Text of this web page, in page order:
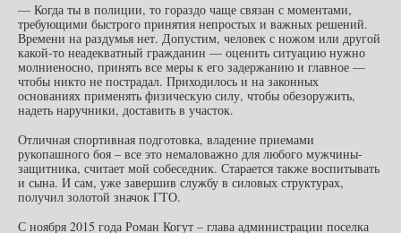
— Когда ты в полиции, то гораздо чаще связан с моментами,
требующими быстрого принятия непростых и важных решений.
Времени на раздумья нет. Допустим, человек с ножом или другой
какой-то неадекватный гражданин — оценить ситуацию нужно
молниеносно, принять все меры к его задержанию и главное —
чтобы никто не пострадал. Приходилось и на законных
основаниях применять физическую силу, чтобы обезоружить,
надеть наручники, доставить в участок.
Отличная спортивная подготовка, владение приемами
рукопашного боя – все это немаловажно для любого мужчины-
защитника, считает мой собеседник. Старается также воспитывать
и сына. И сам, уже завершив службу в силовых структурах,
получил золотой значок ГТО.
С ноября 2015 года Роман Когут – глава администрации поселка